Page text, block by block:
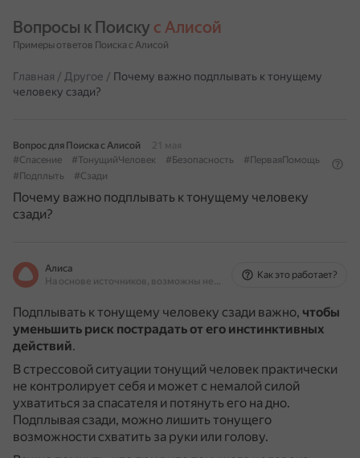
Вопросы к Поиску с Алисой
Примеры ответов Поиска с Алисой
Главная / Другое / Почему важно подплывать к тонущему
человеку сзади?
Вопрос для Поиска с Алисой
21 мая
#Спасение
#ТонущийЧеловек #Безопасность
#ПерваяПомощь
#Подплыть
#Сзади
Почему важно подплывать к тонущему человеку
сзади?
Алиса
На основе источников, возможны неточности
Как это работает?
Подплывать к тонущему человеку сзади важно, чтобы
уменьшить риск пострадать от его инстинктивных
действий.
В стрессовой ситуации тонущий человек практически
не контролирует себя и может с немалой силой
ухватиться за спасателя и потянуть его на дно.
Подплывая сзади, можно лишить тонущего
возможности схватить за руки или голову.